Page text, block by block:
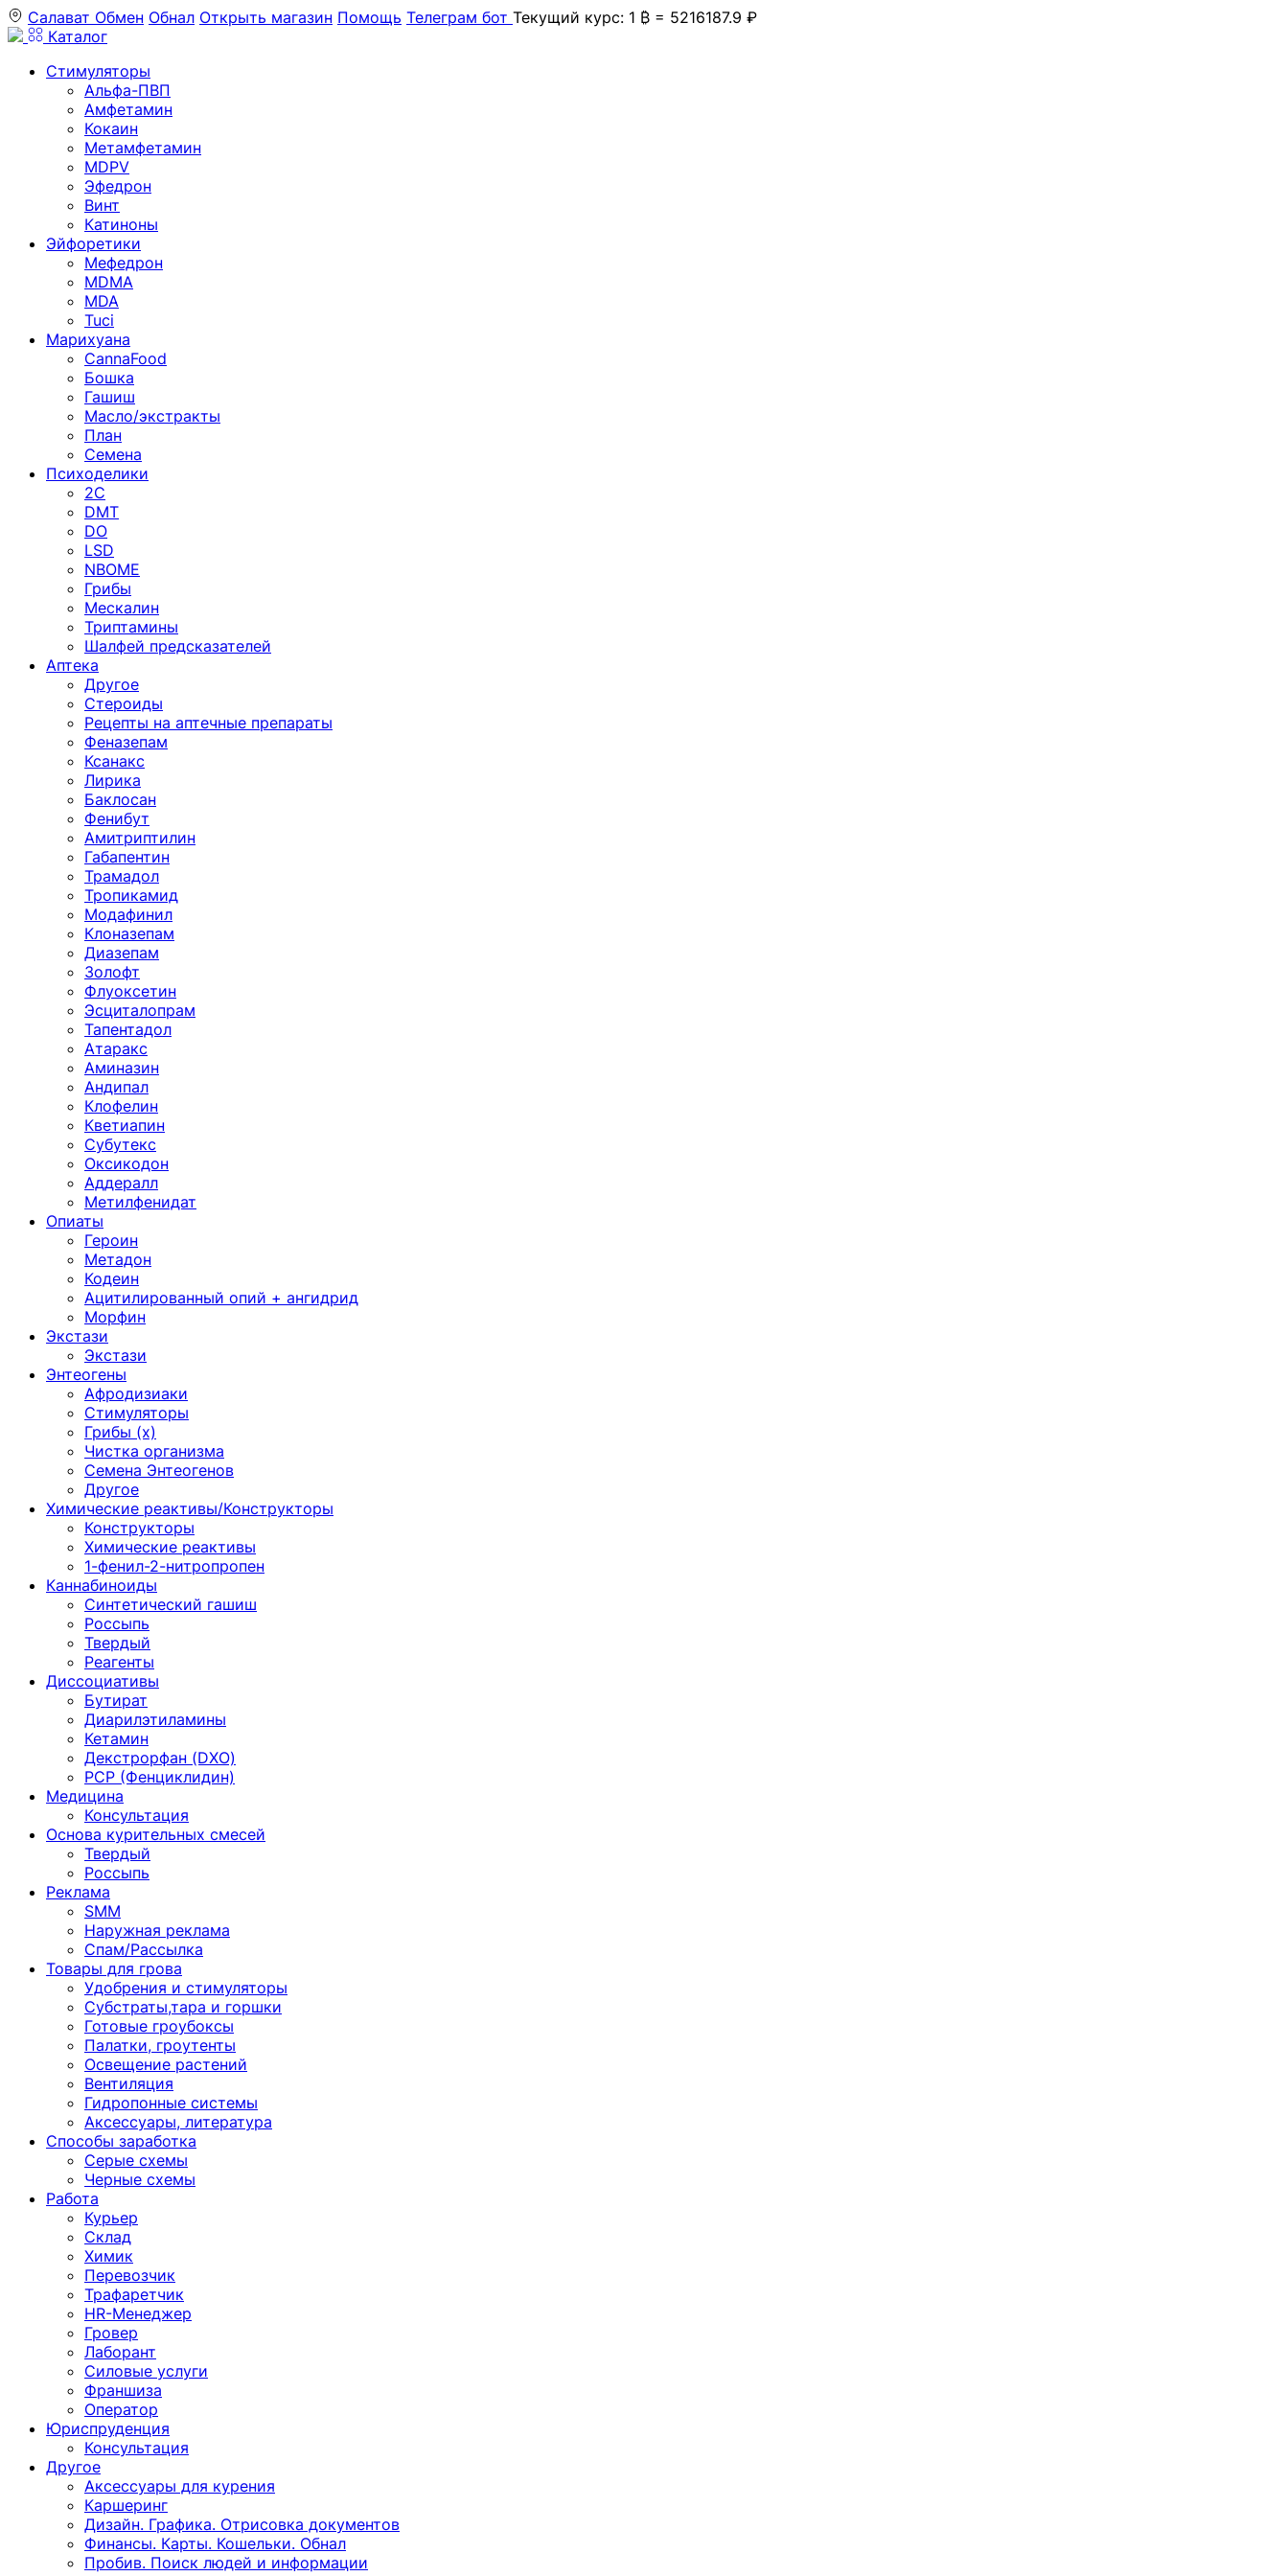
Салават Обмен Обнал Открыть магазин Помощь Телеграм бот Текущий курс: 1 ₿ = 5216187.9 ₽
Каталог
Стимуляторы
Альфа-ПВП
Амфетамин
Кокаин
Метамфетамин
MDPV
Эфедрон
Винт
Катиноны
Эйфоретики
Мефедрон
MDMA
MDA
Tuci
Марихуана
CannaFood
Бошка
Гашиш
Масло/экстракты
План
Семена
Психоделики
2C
DMT
DO
LSD
NBOME
Грибы
Мескалин
Триптамины
Шалфей предсказателей
Аптека
Другое
Стероиды
Рецепты на аптечные препараты
Феназепам
Ксанакс
Лирика
Баклосан
Фенибут
Амитриптилин
Габапентин
Трамадол
Тропикамид
Модафинил
Клоназепам
Диазепам
Золофт
Флуоксетин
Эсциталопрам
Тапентадол
Атаракс
Аминазин
Андипал
Клофелин
Кветиапин
Субутекс
Оксикодон
Аддералл
Метилфенидат
Опиаты
Героин
Метадон
Кодеин
Ацитилированный опий + ангидрид
Морфин
Экстази
Экстази
Энтеогены
Афродизиаки
Стимуляторы
Грибы (х)
Чистка организма
Семена Энтеогенов
Другое
Химические реактивы/Конструкторы
Конструкторы
Химические реактивы
1-фенил-2-нитропропен
Каннабиноиды
Синтетический гашиш
Россыпь
Твердый
Реагенты
Диссоциативы
Бутират
Диарилэтиламины
Кетамин
Декстрорфан (DXO)
PCP (Фенциклидин)
Медицина
Консультация
Основа курительных смесей
Твердый
Россыпь
Реклама
SMM
Наружная реклама
Спам/Рассылка
Товары для грова
Удобрения и стимуляторы
Субстраты,тара и горшки
Готовые гроубоксы
Палатки, гроутенты
Освещение растений
Вентиляция
Гидропонные системы
Аксессуары, литература
Способы заработка
Серые схемы
Черные схемы
Работа
Курьер
Склад
Химик
Перевозчик
Трафаретчик
HR-Менеджер
Гровер
Лаборант
Силовые услуги
Франшиза
Оператор
Юриспруденция
Консультация
Другoе
Аксессуары для курения
Каршеринг
Дизайн. Графика. Отрисовка документов
Финансы. Карты. Кошельки. Обнал
Пробив. Поиск людей и информации